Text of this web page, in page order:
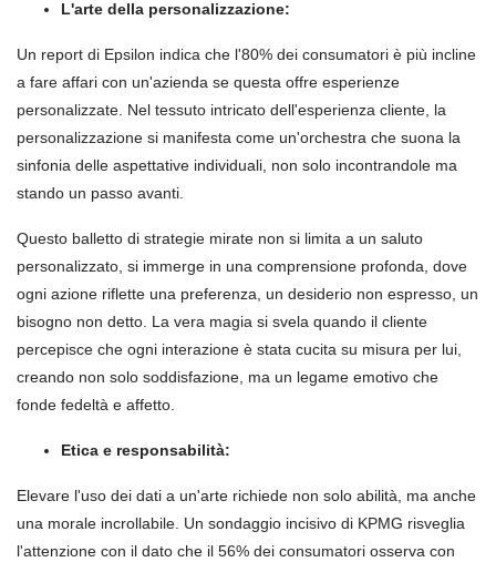
L'arte della personalizzazione:
Un report di Epsilon indica che l'80% dei consumatori è più incline
a fare affari con un'azienda se questa offre esperienze
personalizzate. Nel tessuto intricato dell'esperienza cliente, la
personalizzazione si manifesta come un'orchestra che suona la
sinfonia delle aspettative individuali, non solo incontrandole ma
stando un passo avanti.
Questo balletto di strategie mirate non si limita a un saluto
personalizzato, si immerge in una comprensione profonda, dove
ogni azione riflette una preferenza, un desiderio non espresso, un
bisogno non detto. La vera magia si svela quando il cliente
percepisce che ogni interazione è stata cucita su misura per lui,
creando non solo soddisfazione, ma un legame emotivo che
fonde fedeltà e affetto.
Etica e responsabilità:
Elevare l'uso dei dati a un'arte richiede non solo abilità, ma anche
una morale incrollabile. Un sondaggio incisivo di KPMG risveglia
l'attenzione con il dato che il 56% dei consumatori osserva con